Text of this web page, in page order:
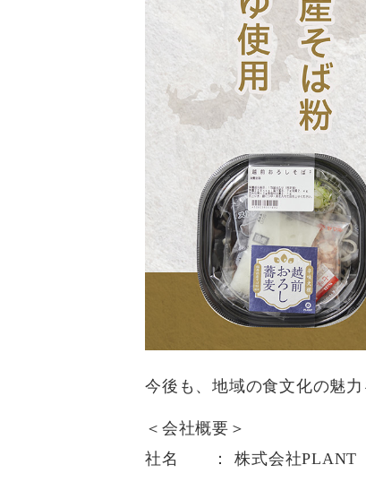
今後も、地域の食文化の魅
＜会社概要＞
社名 ：
株式会社PLANT